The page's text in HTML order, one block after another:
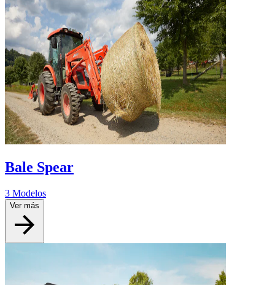
Bale Spear
3 Modelos
Ver más